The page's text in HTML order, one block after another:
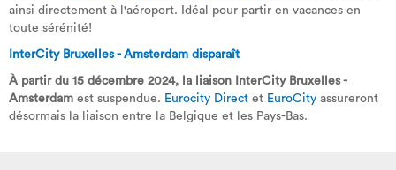
ainsi directement à l'aéroport. Idéal pour partir en vacances en
toute sérénité!
InterCity Bruxelles - Amsterdam disparaît
À partir du 15 décembre 2024, la liaison InterCity Bruxelles -
Amsterdam est suspendue. Eurocity Direct et EuroCity assureront
désormais la liaison entre la Belgique et les Pays-Bas.